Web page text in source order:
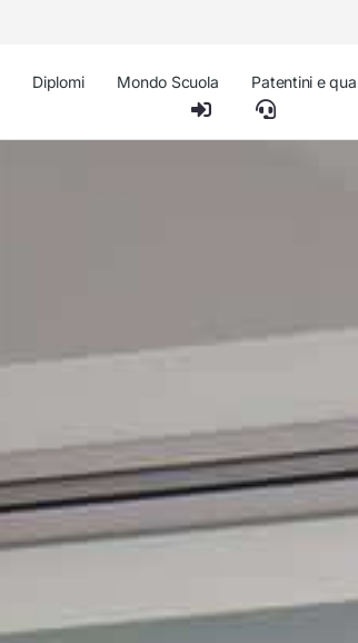
Diplomi Mondo Scuola Patentini e